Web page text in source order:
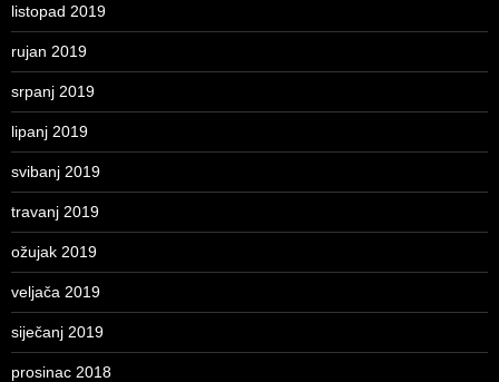
listopad 2019
rujan 2019
srpanj 2019
lipanj 2019
svibanj 2019
travanj 2019
ožujak 2019
veljača 2019
siječanj 2019
prosinac 2018